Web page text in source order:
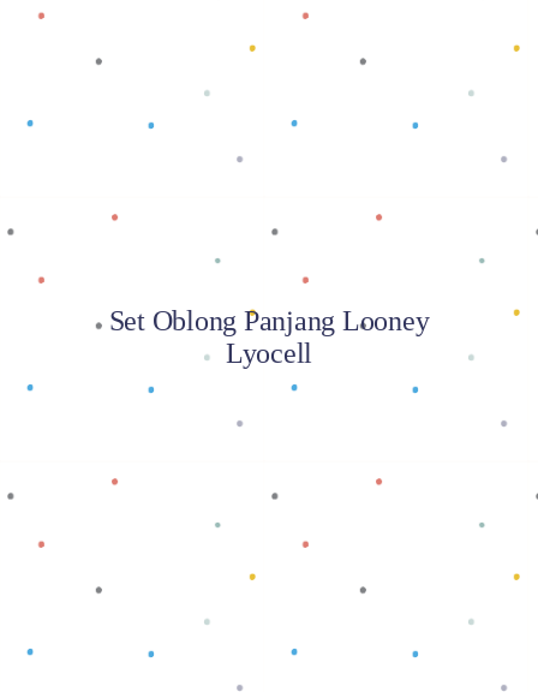
Baca selengkapnya
Set Oblong Panjang Looney
Lyocell
Baca selengkapnya